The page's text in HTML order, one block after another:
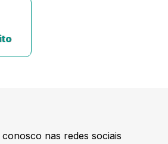
nas redes sociais